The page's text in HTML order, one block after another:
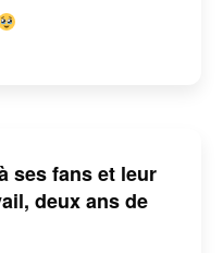
ses fans et leur
deux ans de